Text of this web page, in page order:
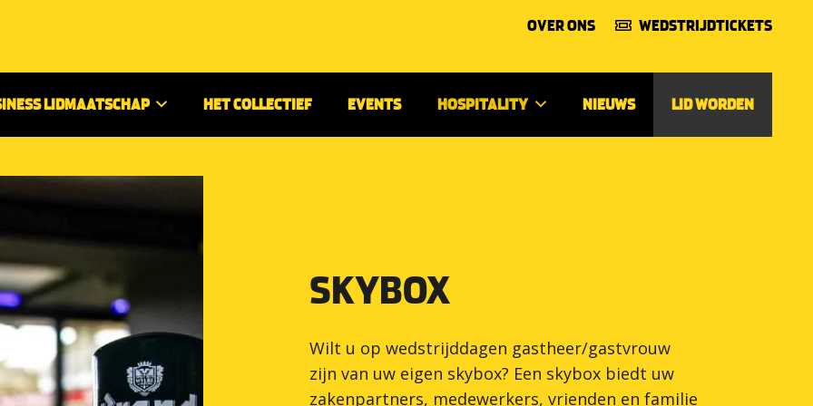
OVER ONS WEDSTRIJDTICKETS
LIDMAATSCHAP HET COLLECTIEF EVENTS HOSPITALITY NIEUWS LID WORDEN
SKYBOX
Wilt u op wedstrijddagen gastheer/gastvrouw
zijn van uw eigen skybox? Een skybox biedt uw
zakenpartners, medewerkers, vrienden en familie